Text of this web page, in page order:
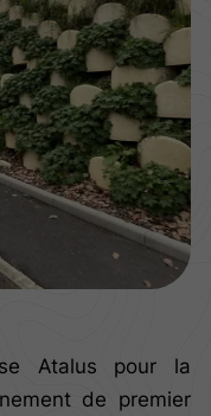
Atalus pour la
de premier